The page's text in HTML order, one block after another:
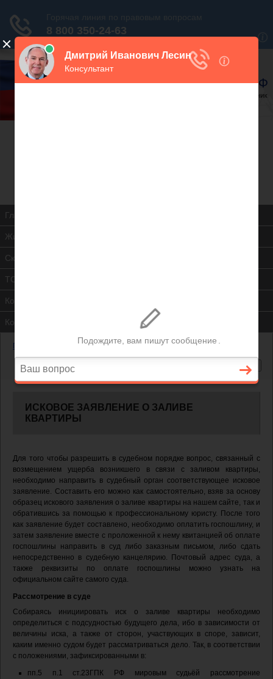
В закладки
Главная
Жилищная инспекция
Скачать ЖК РФ
ТСЖ
Контакты
Консультация юриста
Главная Исковое заявление о заливе квартиры
ИСКОВОЕ ЗАЯВЛЕНИЕ О ЗАЛИВЕ
КВАРТИРЫ
Для того чтобы разрешить в судебном порядке вопрос, связанный с
возмещением ущерба возникшего в связи с заливом квартиры,
необходимо направить в судебный орган соответствующее исковое
заявление. Составить его можно как самостоятельно, взяв за основу
образец искового заявления о заливе квартиры на нашем сайте, так и
обратившись за помощью к профессиональному юристу. После того
как заявление будет составлено, необходимо оплатить госпошлину, и
затем заявление вместе с проложенной к нему квитанцией об оплате
госпошлины направить в суд либо заказным письмом, либо сдать
непосредственно в судебную канцелярию. Почтовый адрес суда, а
также реквизиты по оплате госпошлины можно узнать на
официальном сайте самого суда.
Рассмотрение в суде
Собираясь инициировать иск о заливе квартиры необходимо
определиться с подсудностью будущего дела, ибо в зависимости от
величины иска, а также от сторон, участвующих в споре, зависит,
каким именно судом будет рассматриваться дело. Так, в соответствии
с положениями, зафиксированными в:
пп.5 п.1 ст.23ГПК РФ мировым судьёй рассмотрение